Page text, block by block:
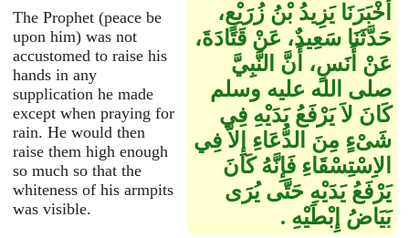
The Prophet (peace be
upon him) was not
accustomed to raise his
hands in any
supplication he made
except when praying for
rain. He would then
raise them high enough
so much so that the
whiteness of his armpits
was visible.
أَخْبَرَنَا يَزِيدُ بْنُ زُرَيْعٍ،
حَدَّثَنَا سَعِيدٌ، عَنْ قَتَادَةَ،
عَنْ أَنَسٍ، أَنَّ النَّبِيَّ
صلى الله عليه وسلم
كَانَ لاَ يَرْفَعُ يَدَيْهِ فِي
شَىْءٍ مِنَ الدُّعَاءِ إِلاَّ فِي
الاِسْتِسْقَاءِ فَإِنَّهُ كَانَ
يَرْفَعُ يَدَيْهِ حَتَّى يُرَى
بَيَاضُ إِبْطَيْهِ ‏.‏